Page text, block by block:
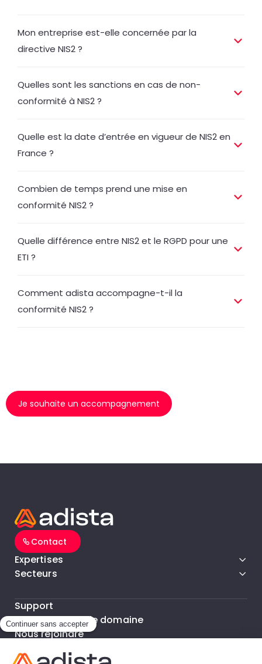
Mon entreprise est-elle concernée par la
directive NIS2 ?
Quelles sont les sanctions en cas de non-
conformité à NIS2 ?
Quelle est la date d’entrée en vigueur de NIS2 en
France ?
Combien de temps prend une mise en
conformité NIS2 ?
Quelle différence entre NIS2 et le RGPD pour une
ETI ?
Comment adista accompagne-t-il la
conformité NIS2 ?
Je souhaite un accompagnement
Contact
Expertises
Secteurs
Support
Support noms de domaine
Nous rejoindre